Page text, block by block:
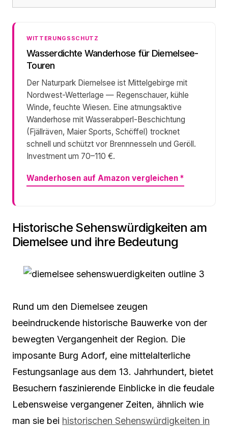
WITTERUNGSSCHUTZ
Wasserdichte Wanderhose für Diemelsee-
Touren
Der Naturpark Diemelsee ist Mittelgebirge mit
Nordwest-Wetterlage — Regenschauer, kühle
Winde, feuchte Wiesen. Eine atmungsaktive
Wanderhose mit Wasserabperl-Beschichtung
(Fjällräven, Maier Sports, Schöffel) trocknet
schnell und schützt vor Brennnesseln und Geröll.
Investment um 70–110 €.
Wanderhosen auf Amazon vergleichen *
Historische Sehenswürdigkeiten am
Diemelsee und ihre Bedeutung
Rund um den Diemelsee zeugen
beeindruckende historische Bauwerke von der
bewegten Vergangenheit der Region. Die
imposante Burg Adorf, eine mittelalterliche
Festungsanlage aus dem 13. Jahrhundert, bietet
Besuchern faszinierende Einblicke in die feudale
Lebensweise vergangener Zeiten, ähnlich wie
man sie bei historischen Sehenswürdigkeiten in